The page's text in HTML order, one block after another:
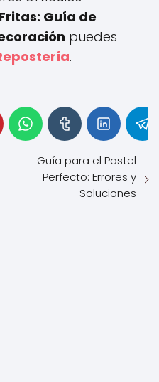
Guía de
puedes
.
Guía para el Pastel
Perfecto: Errores y
Soluciones